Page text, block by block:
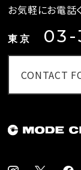
お気軽にお電話
東京 03-
CONTACT